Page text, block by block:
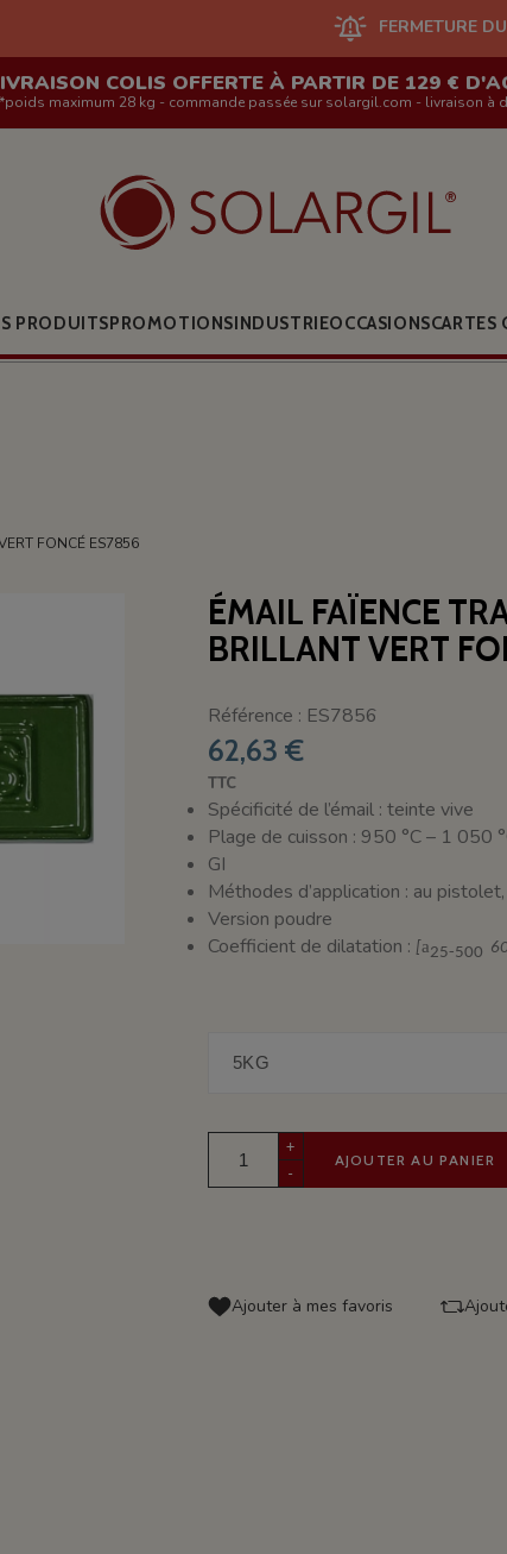
FERMETURE DU SITE EN
COLIS OFFERTE À PARTIR DE 129 €
*poids maximum 28 kg - commande passée sur solargil.com - livraison à
PRODUITSPROMOTIONSINDUSTRIEOCCASIONSCARTES
FONCÉ ES7856
ÉMAIL FAÏENCE
BRILLANT VERT
Référence : ES7856
62,63 €
TTC
Spécificité de l’émail : teinte vive
Plage de cuisson : 950 °C – 1 050
GI
Méthodes d’application : au
Version poudre
Coefficient de dilatation : [a25-500
+
-
AJOUTER AU PANIER
Ajouter à mes favoris